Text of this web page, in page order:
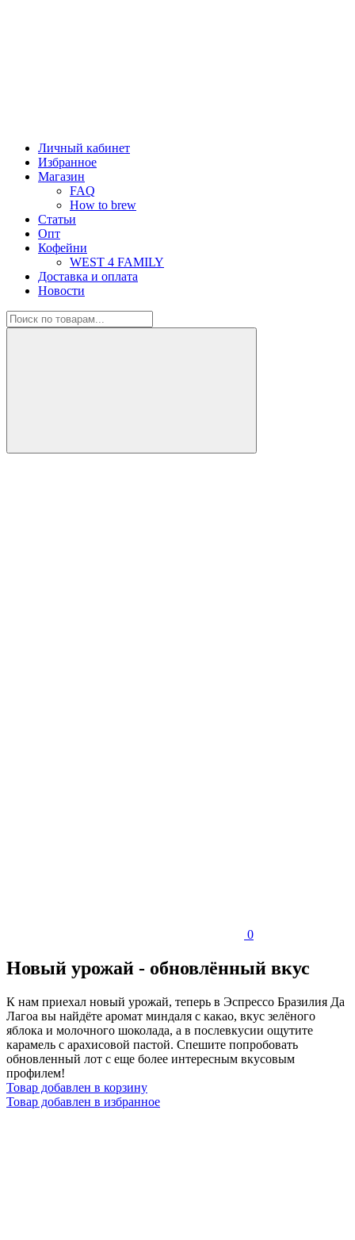
Личный кабинет
Избранное
Магазин
FAQ
How to brew
Статьи
Опт
Кофейни
WEST 4 FAMILY
Доставка и оплата
Новости
0
Новый урожай - обновлённый вкус
К нам приехал новый урожай, теперь в Эспрессо Бразилия Да
Лагоа вы найдёте аромат миндаля с какао, вкус зелёного
яблока и молочного шоколада, а в послевкусии ощутите
карамель с арахисовой пастой. Спешите попробовать
обновленный лот с еще более интересным вкусовым
профилем!
Товар добавлен в корзину
Товар добавлен в избранное